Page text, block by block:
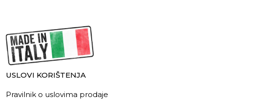
USLOVI KORIŠTENJA
Pravilnik o uslovima prodaje